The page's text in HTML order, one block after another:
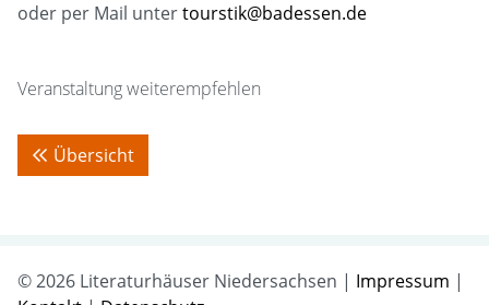
oder per Mail untertourstik@badessen.de
Veranstaltung weiterempfehlen
Übersicht
© 2026 Literaturhäuser Niedersachsen | Impressum |